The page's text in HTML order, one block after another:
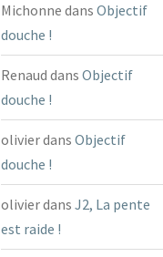
Michonne dans Objectif
douche !
Renaud dans Objectif
douche !
olivierdans Objectif
douche !
olivierdans J2, La pente
est raide !